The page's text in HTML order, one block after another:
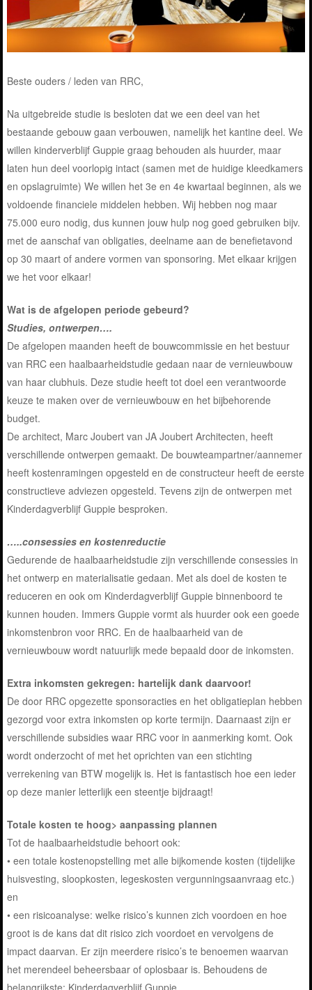
Beste ouders / leden van RRC,
Na uitgebreide studie is besloten dat we een deel van het
bestaande gebouw gaan verbouwen, namelijk het kantine deel. We
willen kinderverblijf Guppie graag behouden als huurder, maar
laten hun deel voorlopig intact (samen met de huidige kleedkamers
en opslagruimte) We willen het 3e en 4e kwartaal beginnen, als we
voldoende financiele middelen hebben. Wij hebben nog maar
75.000 euro nodig, dus kunnen jouw hulp nog goed gebruiken bijv.
met de aanschaf van obligaties, deelname aan de benefietavond
op 30 maart of andere vormen van sponsoring. Met elkaar krijgen
we het voor elkaar!
Wat is de afgelopen periode gebeurd?
Studies, ontwerpen….
De afgelopen maanden heeft de bouwcommissie en het bestuur
van RRC een haalbaarheidstudie gedaan naar de vernieuwbouw
van haar clubhuis. Deze studie heeft tot doel een verantwoorde
keuze te maken over de vernieuwbouw en het bijbehorende
budget.
De architect, Marc Joubert van JA Joubert Architecten, heeft
verschillende ontwerpen gemaakt. De bouwteampartner/aannemer
heeft kostenramingen opgesteld en de constructeur heeft de eerste
constructieve adviezen opgesteld. Tevens zijn de ontwerpen met
Kinderdagverblijf Guppie besproken.
…..consessies en kostenreductie
Gedurende de haalbaarheidstudie zijn verschillende consessies in
het ontwerp en materialisatie gedaan. Met als doel de kosten te
reduceren en ook om Kinderdagverblijf Guppie binnenboord te
kunnen houden. Immers Guppie vormt als huurder ook een goede
inkomstenbron voor RRC. En de haalbaarheid van de
vernieuwbouw wordt natuurlijk mede bepaald door de inkomsten.
Extra inkomsten gekregen: hartelijk dank daarvoor!
De door RRC opgezette sponsoracties en het obligatieplan hebben
gezorgd voor extra inkomsten op korte termijn. Daarnaast zijn er
verschillende subsidies waar RRC voor in aanmerking komt. Ook
wordt onderzocht of met het oprichten van een stichting
verrekening van BTW mogelijk is. Het is fantastisch hoe een ieder
op deze manier letterlijk een steentje bijdraagt!
Totale kosten te hoog> aanpassing plannen
Tot de haalbaarheidstudie behoort ook:
• een totale kostenopstelling met alle bijkomende kosten (tijdelijke
huisvesting, sloopkosten, legeskosten vergunningsaanvraag etc.)
en
• een risicoanalyse: welke risico’s kunnen zich voordoen en hoe
groot is de kans dat dit risico zich voordoet en vervolgens de
impact daarvan. Er zijn meerdere risico’s te benoemen waarvan
het merendeel beheersbaar of oplosbaar is. Behoudens de